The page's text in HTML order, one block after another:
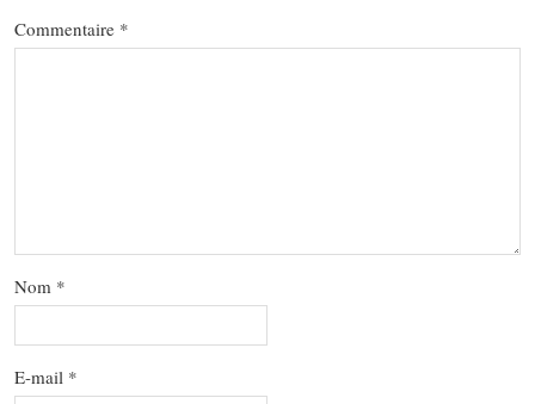
Commentaire *
Nom *
E-mail *